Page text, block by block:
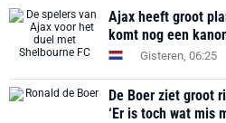
Ajax heeft groot
komt nog een
Gisteren, 06:25
De Boer ziet groot
‘Er is toch wat mis